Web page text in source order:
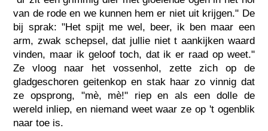
van de rode en we kunnen hem er niet uit krijgen." De
bij sprak: "Het spijt me wel, beer, ik ben maar een
arm, zwak schepsel, dat jullie niet t aankijken waard
vinden, maar ik geloof toch, dat ik er raad op weet."
Ze vloog naar het vossenhol, zette zich op de
gladgeschoren geitenkop en stak haar zo vinnig dat
ze opsprong, "mè, mè!" riep en als een dolle de
wereld inliep, en niemand weet waar ze op 't ogenblik
naar toe is.